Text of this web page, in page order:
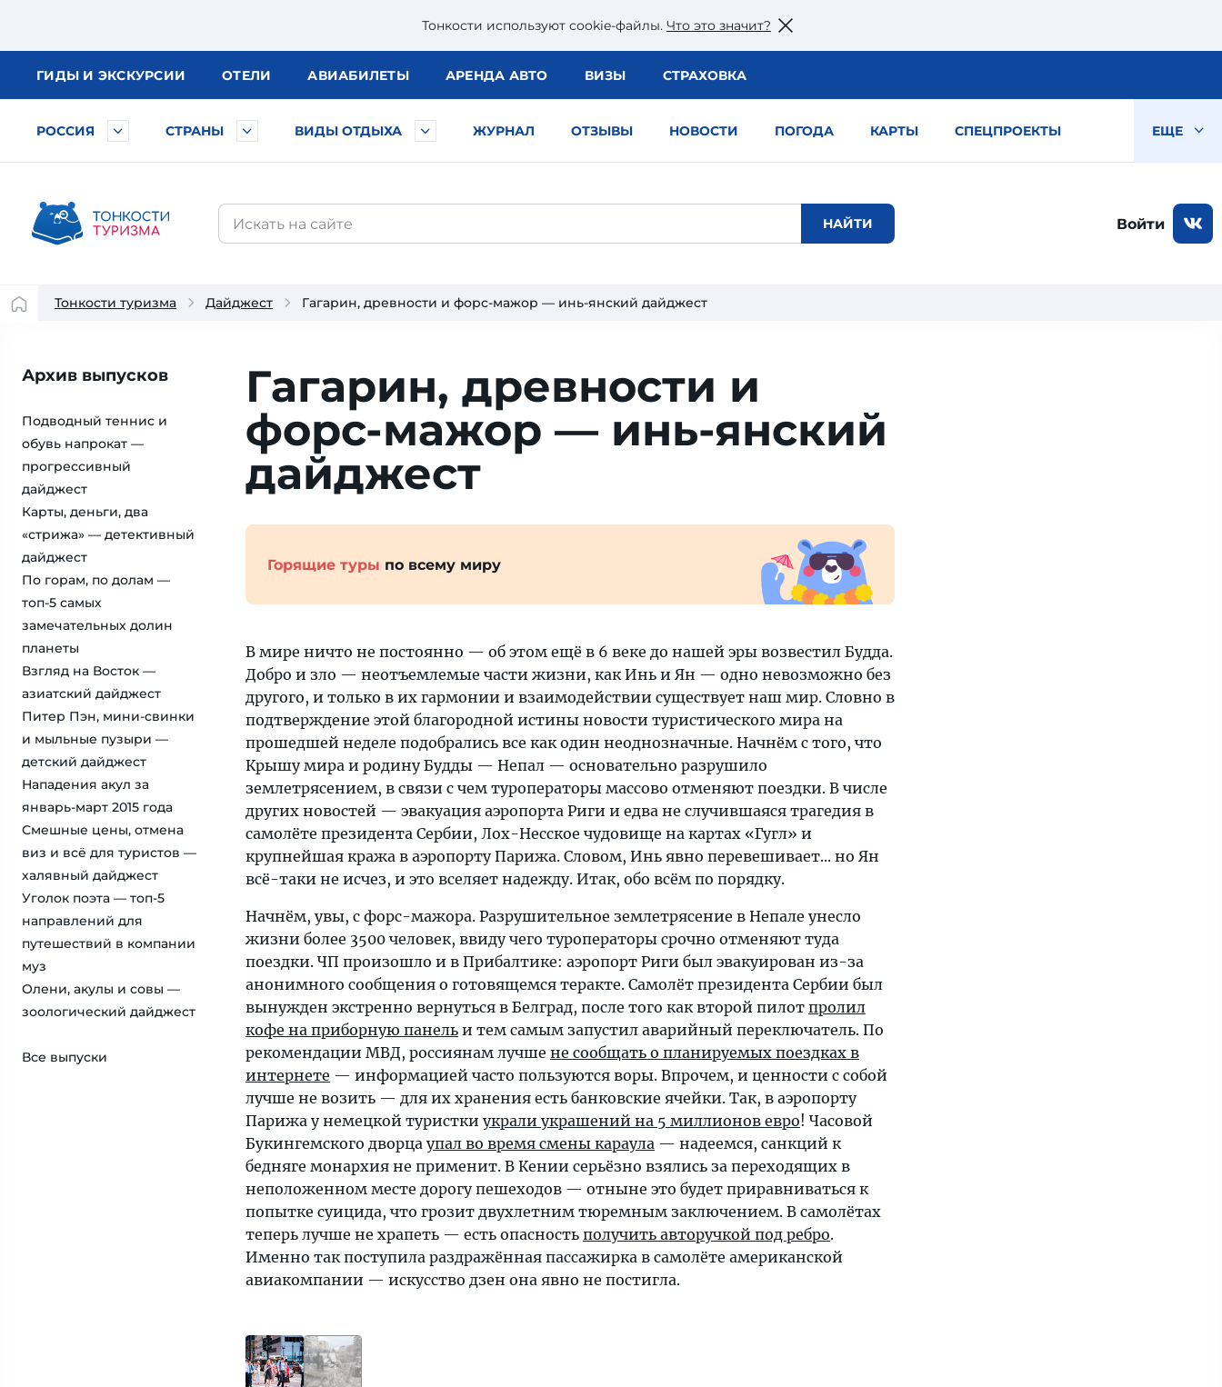
Тонкости используют сookie-файлы. Что это значит?
ГИДЫ И ЭКСКУРСИИ ОТЕЛИ АВИАБИЛЕТЫ АРЕНДА АВТО ВИЗЫ СТРАХОВКА
РОССИЯ СТРАНЫ ВИДЫ ОТДЫХА ЖУРНАЛ ОТЗЫВЫ НОВОСТИ ПОГОДА КАРТЫ СПЕЦПРОЕКТЫ ЕЩЕ
Войти
Тонкости туризма Дайджест Гагарин, древности и форс-мажор — инь-янский дайджест
Архив выпусков
Подводный теннис и
обувь напрокат —
прогрессивный
дайджест
Карты, деньги, два
«стрижа» — детективный
дайджест
По горам, по долам —
топ-5 самых
замечательных долин
планеты
Взгляд на Восток —
азиатский дайджест
Питер Пэн, мини-свинки
и мыльные пузыри —
детский дайджест
Нападения акул за
январь-март 2015 года
Смешные цены, отмена
виз и всё для туристов —
халявный дайджест
Уголок поэта — топ-5
направлений для
путешествий в компании
муз
Олени, акулы и совы —
зоологический дайджест
Все выпуски
Гагарин, древности и
форс-мажор — инь-янский
дайджест
Горящие туры по всему миру
В мире ничто не постоянно — об этом ещё в 6 веке до нашей эры возвестил Будда.
Добро и зло — неотъемлемые части жизни, как Инь и Ян — одно невозможно без
другого, и только в их гармонии и взаимодействии существует наш мир. Словно в
подтверждение этой благородной истины новости туристического мира на
прошедшей неделе подобрались все как один неоднозначные. Начнём с того, что
Крышу мира и родину Будды — Непал — основательно разрушило
землетрясением, в связи с чем туроператоры массово отменяют поездки. В числе
других новостей — эвакуация аэропорта Риги и едва не случившаяся трагедия в
самолёте президента Сербии, Лох-Несское чудовище на картах «Гугл» и
крупнейшая кража в аэропорту Парижа. Словом, Инь явно перевешивает... но Ян
всё-таки не исчез, и это вселяет надежду. Итак, обо всём по порядку.
Начнём, увы, с форс-мажора. Разрушительное землетрясение в Непале унесло
жизни более 3500 человек, ввиду чего туроператоры срочно отменяют туда
поездки. ЧП произошло и в Прибалтике: аэропорт Риги был эвакуирован из-за
анонимного сообщения о готовящемся теракте. Самолёт президента Сербии был
вынужден экстренно вернуться в Белград, после того как второй пилот пролил
кофе на приборную панель и тем самым запустил аварийный переключатель. По
рекомендации МВД, россиянам лучше не сообщать о планируемых поездках в
интернете — информацией часто пользуются воры. Впрочем, и ценности с собой
лучше не возить — для их хранения есть банковские ячейки. Так, в аэропорту
Парижа у немецкой туристки украли украшений на 5 миллионов евро! Часовой
Букингемского дворца упал во время смены караула — надеемся, санкций к
бедняге монархия не применит. В Кении серьёзно взялись за переходящих в
неположенном месте дорогу пешеходов — отныне это будет приравниваться к
попытке суицида, что грозит двухлетним тюремным заключением. В самолётах
теперь лучше не храпеть — есть опасность получить авторучкой под ребро.
Именно так поступила раздражённая пассажирка в самолёте американской
авиакомпании — искусство дзен она явно не постигла.